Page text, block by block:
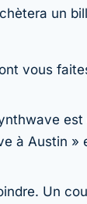
un
vous
est
à Austin »
Un